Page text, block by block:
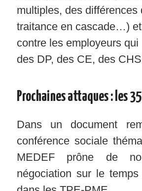
multiples, des
traitance en cascade…)
contre les employeurs
des DP, des CE, des
Prochaines attaques : les
Dans un document
conférence sociale
MEDEF prône de
négociation sur le